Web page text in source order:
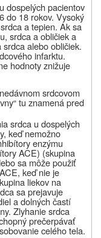
u dospelých pacientov
do 18 rokov. Vysoký
a tepien. Ak sa
srdca a obličiek a
alebo obličiek.
infarktu.
hodnoty znižuje
srdcovom
tu znamená pred
srdca u dospelých
keď nemožno
enzýmu
ACE) (skupina
sa môže použiť
keď nie je
liekov na
sa prejavuje
a dolných častí
Zlyhanie srdca
prečerpávať
celého tela.